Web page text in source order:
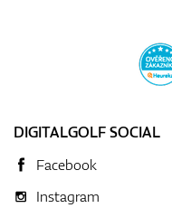
DIGITALGOLF SOCIAL
Facebook
Instagram